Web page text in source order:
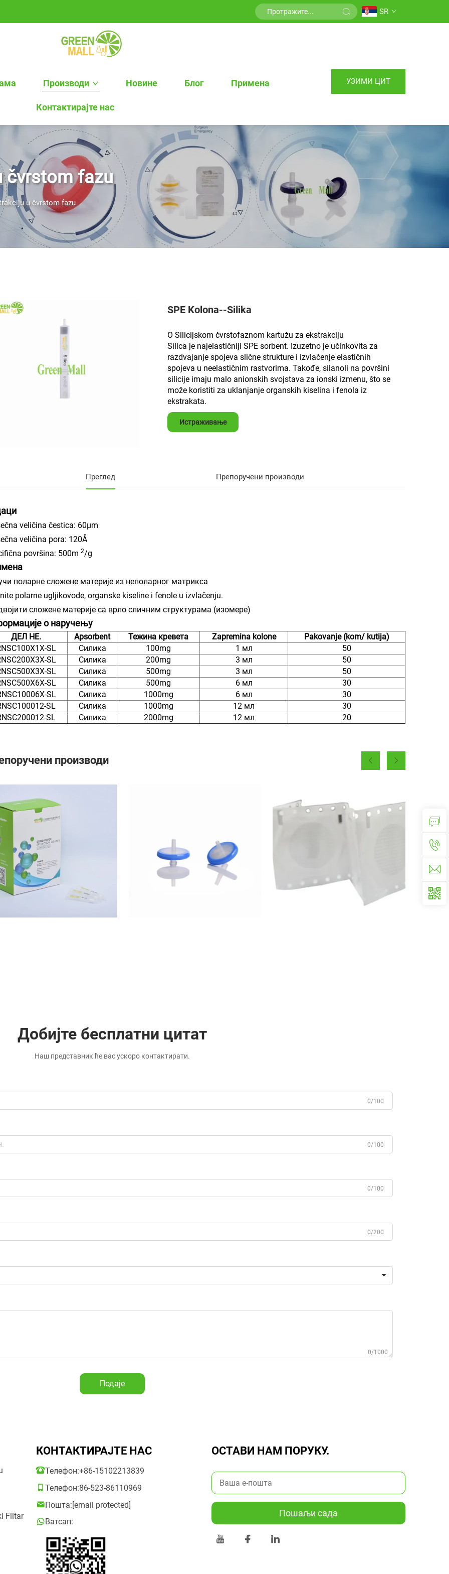
SR
Производи Новине Блог Примена
Контактирајте нас
УЗИМИ ЦИТ
čvrstom fazu
u čvrstom fazu
SPE Kolona--Silika
O Silicijskom čvrstofaznom kartužu za ekstrakciju
Silica je najelastičniji SPE sorbent. Izuzetno je učinkovita za
razdvajanje spojeva slične strukture i izvlačenje elastičnih
spojeva u neelastičnim rastvorima. Takođe, silanoli na površini
silicije imaju malo anionskih svojstava za ionski izmenu, što se
može koristiti za uklanjanje organskih kiselina i fenola iz
ekstrakata.
Истраживање
Преглед Препоручени производи
veličina čestica: 60μm
veličina pora: 120Å
površina: 500m 2/g
поларне сложене материје из неполарног матрикса
polarne ugljikovode, organske kiseline i fenole u izvlačenju.
сложене материје са врло сличним структурама (изомере)
о наручењу
ДЕЛ НЕ. Apsorbent Тежина кревета Zapremina kolone
Pakovanje (kom/ kutija)
SL
Силика 100mg 1 мл
50
SL
Силика 200mg 3 мл
50
SL
Силика 500mg 3 мл
50
SL
Силика 500mg 6 мл
30
SL
Силика 1000mg 6 мл
30
SL
Силика 1000mg 12 мл
30
SL
Силика 2000mg 12 мл 20
производи
Добијте бесплатни цитат
Наш представник ће вас ускоро контактирати.
0/100
0/100
0/100
0/200
0/1000
Подаје
Filtar
КОНТАКТИРАЈТЕ НАС
Телефон:+86-15102213839
Телефон:86-523-86110969
Пошта:[email protected]
Ватсап:
ОСТАВИ НАМ ПОРУКУ.
Пошаљи сада